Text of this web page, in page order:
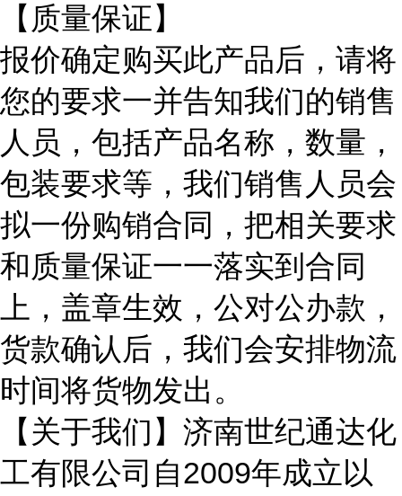
【质量保证】
报价确定购买此产品后，请将
您的要求一并告知我们的销售
人员，包括产品名称，数量，
包装要求等，我们销售人员会
拟一份购销合同，把相关要求
和质量保证一一落实到合同
上，盖章生效，公对公办款，
货款确认后，我们会安排物流
时间将货物发出。
【关于我们】济南世纪通达化
工有限公司自2009年成立以